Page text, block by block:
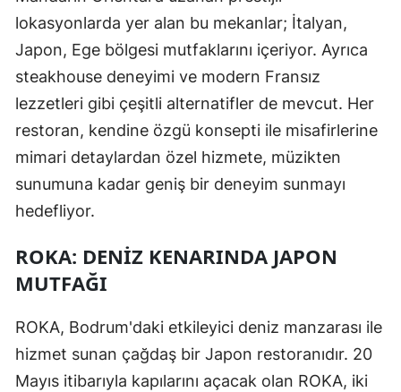
lokasyonlarda yer alan bu mekanlar; İtalyan,
Japon, Ege bölgesi mutfaklarını içeriyor. Ayrıca
steakhouse deneyimi ve modern Fransız
lezzetleri gibi çeşitli alternatifler de mevcut. Her
restoran, kendine özgü konsepti ile misafirlerine
mimari detaylardan özel hizmete, müzikten
sunumuna kadar geniş bir deneyim sunmayı
hedefliyor.
ROKA: DENIZ KENARINDA JAPON
MUTFAĞI
ROKA, Bodrum'daki etkileyici deniz manzarası ile
hizmet sunan çağdaş bir Japon restoranıdır. 20
Mayıs itibarıyla kapılarını açacak olan ROKA, iki